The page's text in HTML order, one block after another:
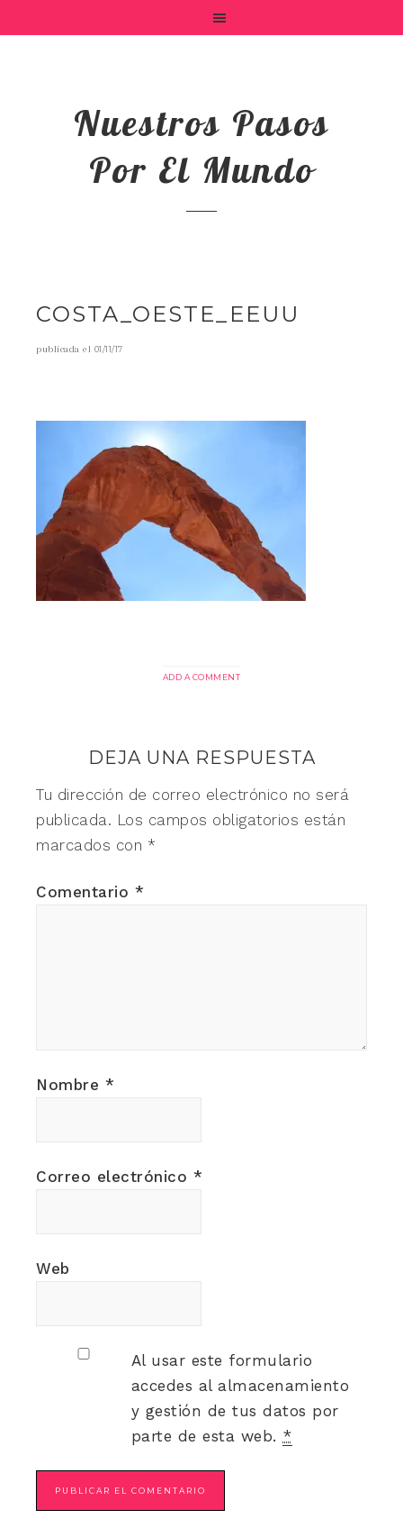
Nuestros Pasos
Por El Mundo
COSTA_OESTE_EEUU
publicada el 01/11/17
ADD A COMMENT
DEJA UNA RESPUESTA
Tu dirección de correo electrónico no será
publicada. Los campos obligatorios están
marcados con *
Comentario *
Nombre *
Correo electrónico *
Web
Al usar este formulario
accedes al almacenamiento
y gestión de tus datos por
parte de esta web. *